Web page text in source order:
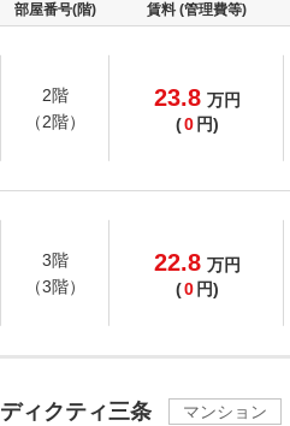
部屋番号(階) 賃料 (管理費等)
2階
（2階）
23.8 万円
(0 円)
3階
（3階）
22.8 万円
(0 円)
ディクティ三条
マンション